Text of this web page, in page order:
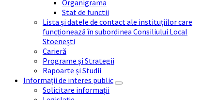
Organigrama
Stat de functii
Lista și datele de contact ale instituțiilor care
funcționează în subordinea Consiliului Local
Stoenești
Carieră
Programe și Strategii
Rapoarte și Studii
Informații de interes public
Solicitare informații